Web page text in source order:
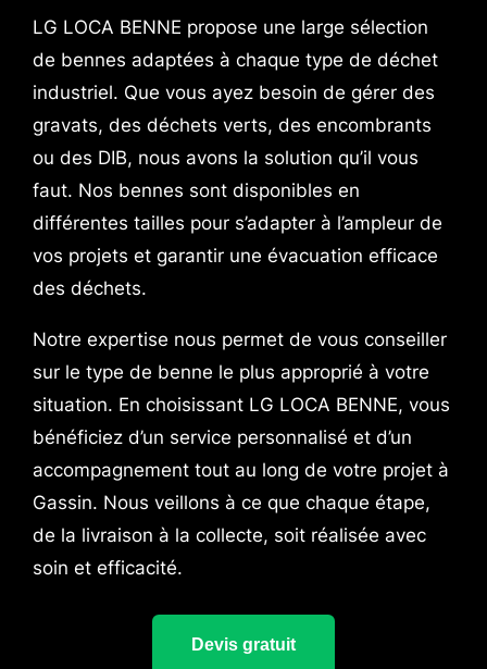
LG LOCA BENNE propose une large sélection
de bennes adaptées à chaque type de déchet
industriel. Que vous ayez besoin de gérer des
gravats, des déchets verts, des encombrants
ou des DIB, nous avons la solution qu’il vous
faut. Nos bennes sont disponibles en
différentes tailles pour s’adapter à l’ampleur de
vos projets et garantir une évacuation efficace
des déchets.
Notre expertise nous permet de vous conseiller
sur le type de benne le plus approprié à votre
situation. En choisissant LG LOCA BENNE, vous
bénéficiez d’un service personnalisé et d’un
accompagnement tout au long de votre projet à
Gassin. Nous veillons à ce que chaque étape,
de la livraison à la collecte, soit réalisée avec
soin et efficacité.
Devis gratuit